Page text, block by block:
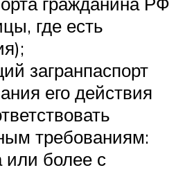
где есть
загранпаспорт
его действия
требованиям:
или более с